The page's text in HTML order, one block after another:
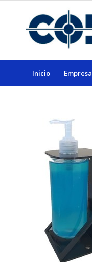
Inicio Empresa